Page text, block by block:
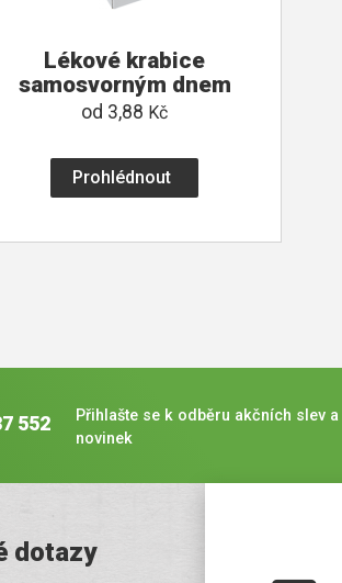
Lékové krabice
samosvorným dnem
od 3,88 Kč
Prohlédnout
552
Přihlašte se k odběru akčních slev a
novinek
dotazy